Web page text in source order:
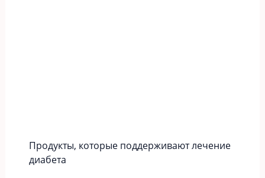
Продукты, которые поддерживают лечение
диабета